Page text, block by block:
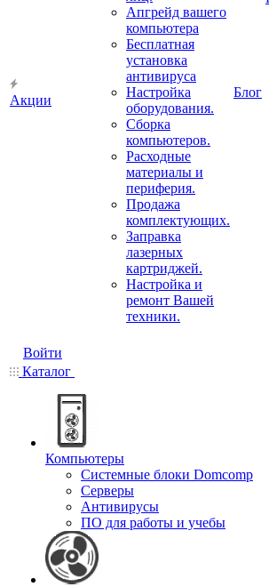
Акции
Апгрейд вашего
компьютера
Бесплатная
установка
антивируса
Настройка
оборудования.
Сборка
компьютеров.
Расходные
материалы и
периферия.
Продажа
комплектующих.
Заправка
лазерных
картриджей.
Настройка и
ремонт Вашей
техники.
Блог
Войти
Каталог
Компьютеры
Системные блоки Domcomp
Серверы
Антивирусы
ПО для работы и учебы